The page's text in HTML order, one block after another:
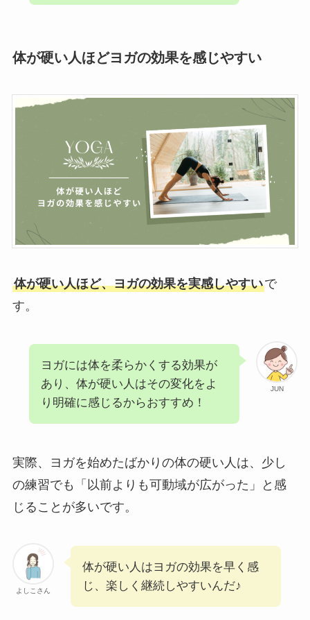
体が硬い人ほどヨガの効果を感じやすい
体が硬い人ほど、ヨガの効果を実感しやすいで
す。
JUN
ヨガには体を柔らかくする効果が
あり、体が硬い人はその変化をよ
り明確に感じるからおすすめ！
実際、ヨガを始めたばかりの体の硬い人は、少し
の練習でも「以前よりも可動域が広がった」と感
じることが多いです。
よしこさん
体が硬い人はヨガの効果を早く感
じ、楽しく継続しやすいんだ♪